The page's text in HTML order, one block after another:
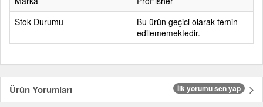
Stok Durumu
Bu ürün geçici olarak temin
edilememektedir.
Ürün Yorumları İlk yorumu sen yap